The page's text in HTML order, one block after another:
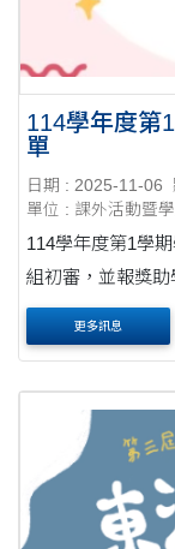
114學年度第
單
日期 : 2025-11-06
單位 : 課外活動暨
114學年度第1學
組初審，並報獎
更多訊息